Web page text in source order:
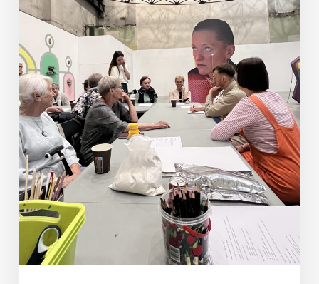
inspirowane
dziedzictwem
przemysłowym